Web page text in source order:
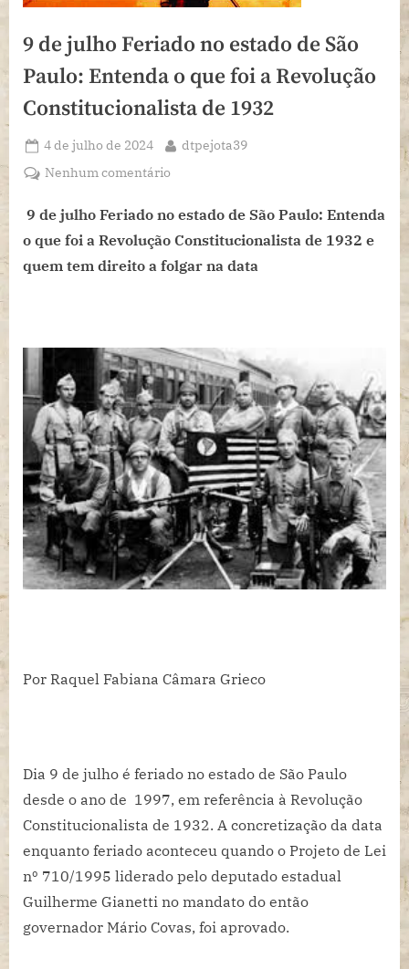
9 de julho Feriado no estado de São
Paulo: Entenda o que foi a Revolução
Constitucionalista de 1932
Posted
on
4 de julho de 2024 By
dtpejota39
Nenhum comentário
de
julho
no
Paulo:
Entenda
o
que
foi
a
Revolução
Constitucionalista
de
1932
9 de julho Feriado no estado de São Paulo: Entenda
o que foi a Revolução Constitucionalista de 1932 e
quem tem direito a folgar na data
Por Raquel Fabiana Câmara Grieco
Dia 9 de julho é feriado no estado de São Paulo
desde o ano de 1997, em referência à Revolução
Constitucionalista de 1932. A concretização da data
enquanto feriado aconteceu quando o Projeto de Lei
nº 710/1995 liderado pelo deputado estadual
Guilherme Gianetti no mandato do então
governador Mário Covas, foi aprovado.